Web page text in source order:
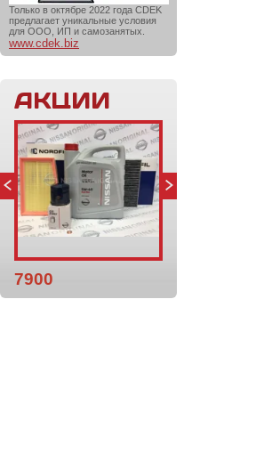
Только в октябре 2022 года CDEK
предлагает уникальные условия
для ООО, ИП и самозанятых.
www.cdek.biz
АКЦИИ
7900